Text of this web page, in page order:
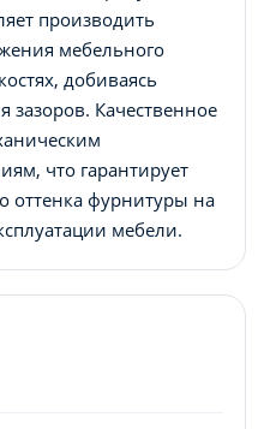
производить
мебельного
добиваясь
Качественное
что гарантирует
оттенка фурнитуры на
мебели.